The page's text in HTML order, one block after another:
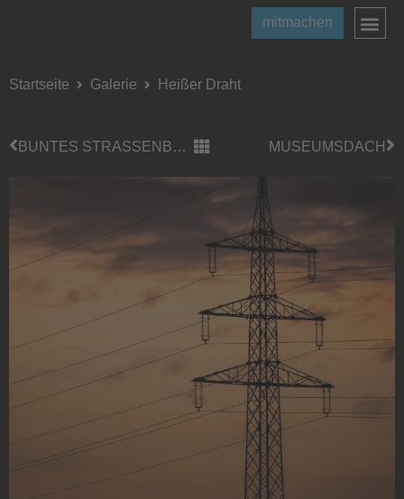
mitmachen
Startseite Galerie Heißer Draht
BUNTES STRASSENBILD MUSEUMSDACH